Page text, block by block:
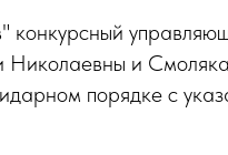
и
порядке с